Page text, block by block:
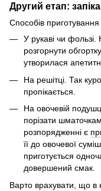
Другий етап:
Способів приготування
У рукаві чи фользі.
розгорнути
утворилася
На решітці. Так
пропікається.
На овочевій
порізати
розпорядженні є
її до овочевої
приготується
довершений смак.
Варто врахувати, що в